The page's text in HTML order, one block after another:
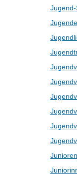
Junioren